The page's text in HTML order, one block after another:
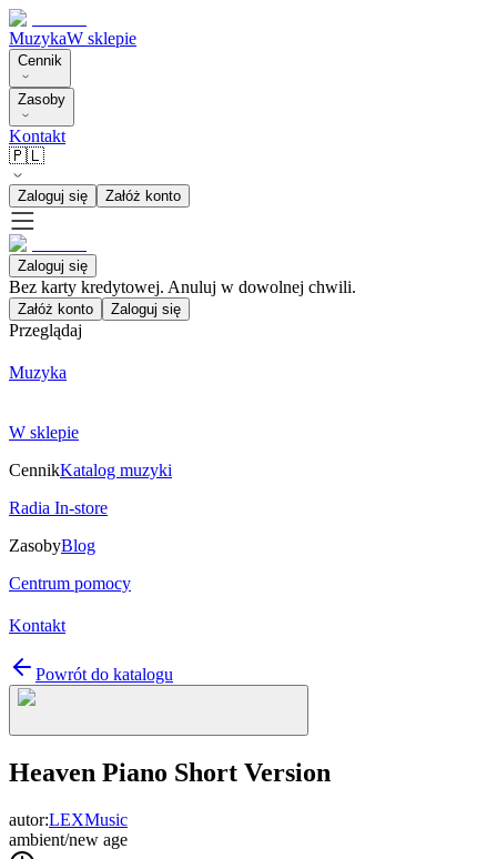
MuzykaW sklepie
Cennik
Zasoby
Kontakt
🇵🇱
Zaloguj się Załóż konto
Zaloguj się
Bez karty kredytowej. Anuluj w dowolnej chwili.
Załóż konto Zaloguj się
Przeglądaj
Muzyka
W sklepie
CennikKatalog muzyki
Radia In-store
ZasobyBlog
Centrum pomocy
Kontakt
Powrót do katalogu
Heaven Piano Short Version
autor:LEXMusic
ambient/new age